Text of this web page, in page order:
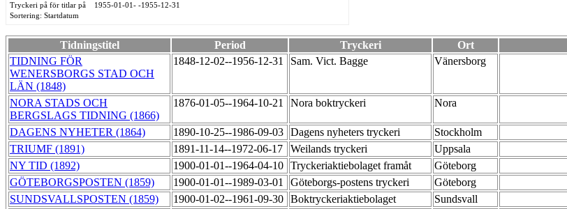
Tryckeri på för titlar på 1955-01-01- -1955-12-31
Sortering: Startdatum
Tidningstitel Period Tryckeri Ort
TIDNING FÖR
WENERSBORGS STAD OCH
LÄN (1848)
1848-12-02--1956-12-31 Sam. Vict. Bagge Vänersborg
NORA STADS OCH
BERGSLAGS TIDNING (1866)
1876-01-05--1964-10-21 Nora boktryckeri Nora
DAGENS NYHETER (1864) 1890-10-25--1986-09-03 Dagens nyheters tryckeri Stockholm
TRIUMF (1891) 1891-11-14--1972-06-17 Weilands tryckeri Uppsala
NY TID (1892) 1900-01-01--1964-04-10 Tryckeriaktiebolaget framåt Göteborg
GÖTEBORGSPOSTEN (1859) 1900-01-01--1989-03-01 Göteborgs-postens tryckeri Göteborg
SUNDSVALLSPOSTEN (1859) 1900-01-02--1961-09-30 Boktryckeriaktiebolaget Sundsvall